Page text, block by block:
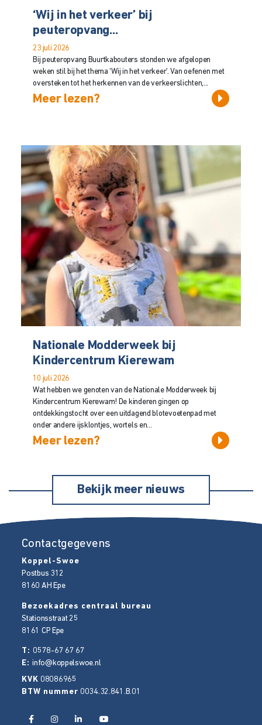
‘Wij in het verkeer’ bij
peuteropvang...
23 juli 2026
Bij peuteropvang Buurtkabouters stonden we afgelopen
weken stil bij het thema ‘Wij in het verkeer’. Van oefenen met
oversteken tot het herkennen van de verkeerslichten,...
Meer lezen?
Nationale Modderweek bij
Kindercentrum Kierewam
10 juli 2026
Wat hebben we genoten van de Nationale Modderweek bij
Kindercentrum Kierewam! De kinderen gingen op
ontdekkingstocht over een uitdagend blotevoetenpad met
onder andere ijsklontjes, wortels en...
Meer lezen?
Bekijk meer nieuws
Contactgegevens
Koppel-Swoe
Postbus 312
8160 AH Epe
Bezoekadres centraal bureau
Stationsstraat 25
8161 CP Epe
T: 0578-67 67 67
E:info@koppelswoe.nl
KVK 08086965
BTW nummer 0034.32.841.B.01